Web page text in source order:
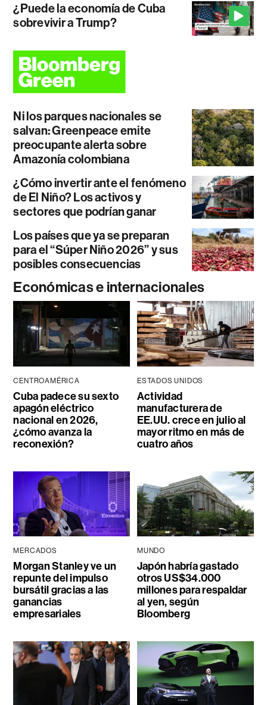
¿Puede la economía de Cuba
sobrevivir a Trump?
Ni los parques nacionales se
salvan: Greenpeace emite
preocupante alerta sobre
Amazonía colombiana
¿Cómo invertir ante el fenómeno
de El Niño? Los activos y
sectores que podrían ganar
Los países que ya se preparan
para el “Súper Niño 2026” y sus
posibles consecuencias
Económicas e internacionales
CENTROAMÉRICA
Cuba padece su sexto
apagón eléctrico
nacional en 2026,
¿cómo avanza la
reconexión?
ESTADOS UNIDOS
Actividad
manufacturera de
EE.UU. crece en julio al
mayor ritmo en más de
cuatro años
MERCADOS
Morgan Stanley ve un
repunte del impulso
bursátil gracias a las
ganancias
empresariales
MUNDO
Japón habría gastado
otros US$34.000
millones para respaldar
al yen, según
Bloomberg